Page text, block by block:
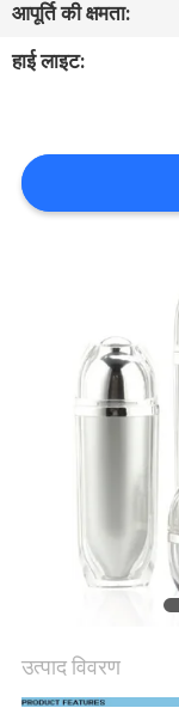
संपर्क
करें
उद्धरण
साइटमैप
आपूर्ति की क्षमता:
हाई लाइट:
उत्पाद विवरण